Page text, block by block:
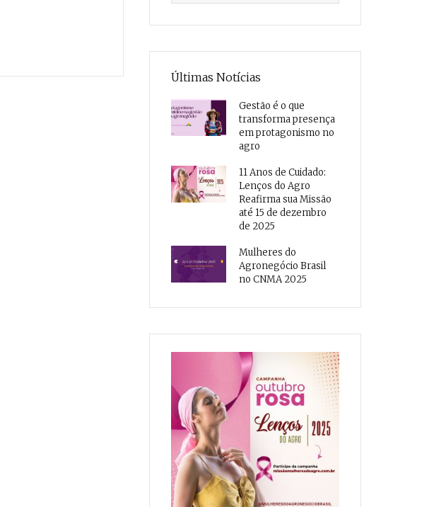
Últimas Notícias
Gestão é o que
transforma presença
em protagonismo no
agro
11 Anos de Cuidado:
Lenços do Agro
Reafirma sua Missão
até 15 de dezembro
de 2025
Mulheres do
Agronegócio Brasil
no CNMA 2025